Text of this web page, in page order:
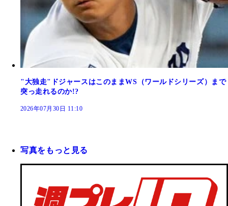
"大独走"ドジャースはこのままWS（ワールドシリーズ）まで
突っ走れるのか!?
2026年07月30日 11:10
写真をもっと見る